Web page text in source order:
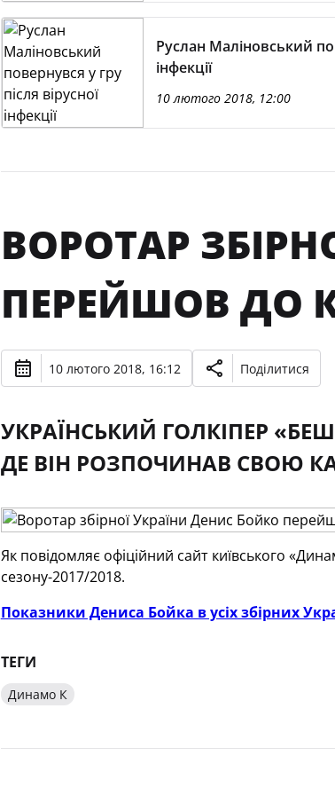
Руслан Маліновський
інфекції
10 лютого 2018, 12:00
ВОРОТАР
ПЕРЕЙШОВ ДО
10 лютого 2018, 16:12 Поділитися
УКРАЇНСЬКИЙ ГОЛКІПЕР
ДЕ ВІН РОЗПОЧИНАВ СВОЮ
Як повідомляє офіційний сайт київського
сезону-2017/2018.
Показники Дениса Бойка в усіх збірних
ТЕГИ
Динамо К